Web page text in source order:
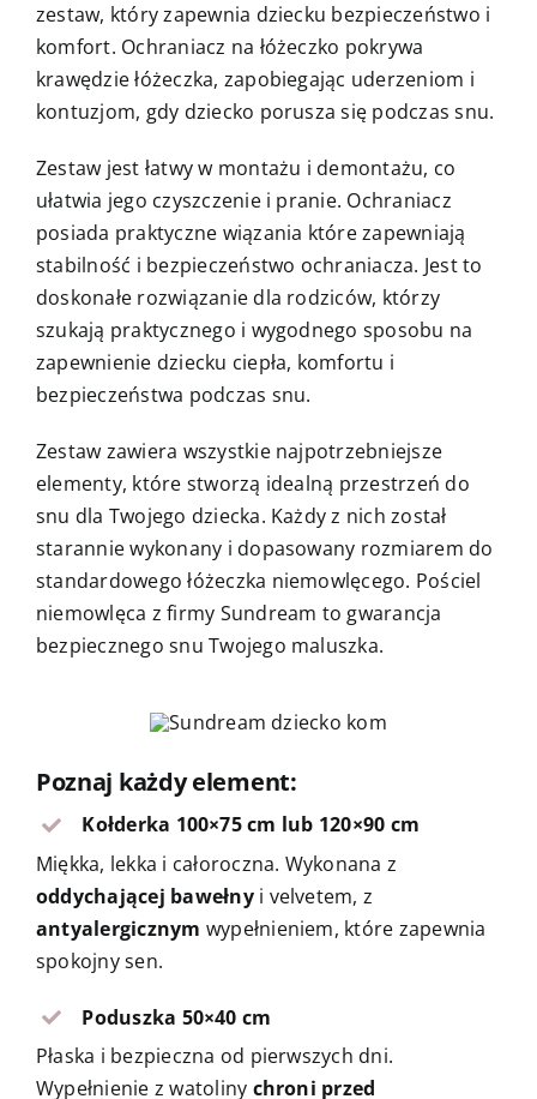
zestaw, który zapewnia dziecku bezpieczeństwo i
komfort. Ochraniacz na łóżeczko pokrywa
krawędzie łóżeczka, zapobiegając uderzeniom i
kontuzjom, gdy dziecko porusza się podczas snu.
Zestaw jest łatwy w montażu i demontażu, co
ułatwia jego czyszczenie i pranie. Ochraniacz
posiada praktyczne wiązania które zapewniają
stabilność i bezpieczeństwo ochraniacza. Jest to
doskonałe rozwiązanie dla rodziców, którzy
szukają praktycznego i wygodnego sposobu na
zapewnienie dziecku ciepła, komfortu i
bezpieczeństwa podczas snu.
Zestaw zawiera wszystkie najpotrzebniejsze
elementy, które stworzą idealną przestrzeń do
snu dla Twojego dziecka. Każdy z nich został
starannie wykonany i dopasowany rozmiarem do
standardowego łóżeczka niemowlęcego. Pościel
niemowlęca z firmy Sundream to gwarancja
bezpiecznego snu Twojego maluszka.
Poznaj każdy element:
Kołderka 100×75 cm lub 120×90 cm
Miękka, lekka i całoroczna. Wykonana z
oddychającej bawełnyi velvetem, z
antyalergicznym wypełnieniem, które zapewnia
spokojny sen.
Poduszka 50×40 cm
Płaska i bezpieczna od pierwszych dni.
Wypełnienie z watoliny chroni przed